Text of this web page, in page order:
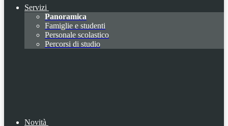
Servizi
Panoramica
Famiglie e studenti
Personale scolastico
Percorsi di studio
Novità